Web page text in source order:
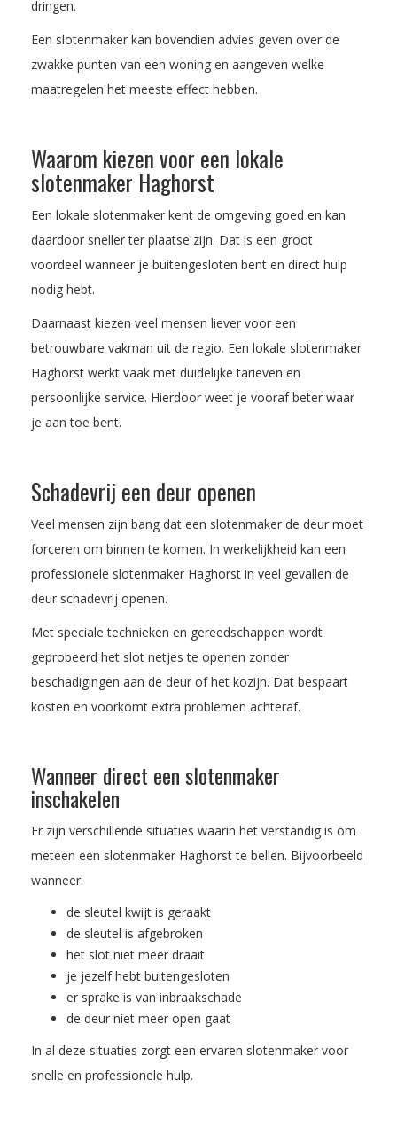
dringen.
Een slotenmaker kan bovendien advies geven over de
zwakke punten van een woning en aangeven welke
maatregelen het meeste effect hebben.
Waarom kiezen voor een lokale
slotenmaker Haghorst
Een lokale slotenmaker kent de omgeving goed en kan
daardoor sneller ter plaatse zijn. Dat is een groot
voordeel wanneer je buitengesloten bent en direct hulp
nodig hebt.
Daarnaast kiezen veel mensen liever voor een
betrouwbare vakman uit de regio. Een lokale slotenmaker
Haghorst werkt vaak met duidelijke tarieven en
persoonlijke service. Hierdoor weet je vooraf beter waar
je aan toe bent.
Schadevrij een deur openen
Veel mensen zijn bang dat een slotenmaker de deur moet
forceren om binnen te komen. In werkelijkheid kan een
professionele slotenmaker Haghorst in veel gevallen de
deur schadevrij openen.
Met speciale technieken en gereedschappen wordt
geprobeerd het slot netjes te openen zonder
beschadigingen aan de deur of het kozijn. Dat bespaart
kosten en voorkomt extra problemen achteraf.
Wanneer direct een slotenmaker
inschakelen
Er zijn verschillende situaties waarin het verstandig is om
meteen een slotenmaker Haghorst te bellen. Bijvoorbeeld
wanneer:
de sleutel kwijt is geraakt
de sleutel is afgebroken
het slot niet meer draait
je jezelf hebt buitengesloten
er sprake is van inbraakschade
de deur niet meer open gaat
In al deze situaties zorgt een ervaren slotenmaker voor
snelle en professionele hulp.